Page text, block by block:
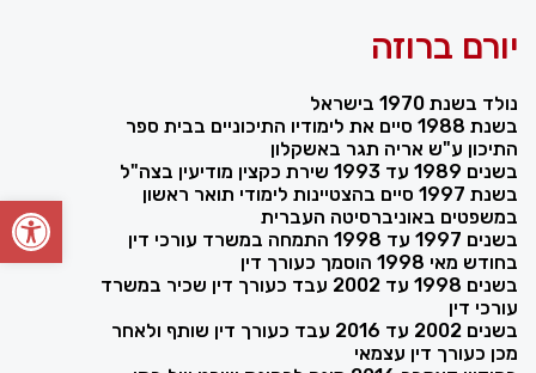
פתח
יורם ברוזה
נולד בשנת 1970 בישראל
בשנת 1988 סיים את לימודיו התיכוניים בבית ספר
התיכון ע"ש אריה תגר באשקלון
בשנים 1989 עד 1993 שירת כקצין מודיעין בצה"ל
בשנת 1997 סיים בהצטיינות לימודי תואר ראשון
במשפטים באוניברסיטה העברית
בשנים 1997 עד 1998 התמחה במשרד עורכי דין
בחודש מאי 1998 הוסמך כעורך דין
בשנים 1998 עד 2002 עבד כעורך דין שכיר במשרד
עורכי דין
בשנים 2002 עד 2016 עבד כעורך דין שותף ולאחר
מכן כעורך דין עצמאי